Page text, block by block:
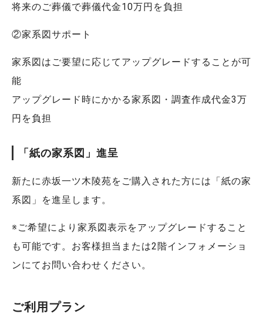
将来のご葬儀で葬儀代金10万円を負担
②家系図サポート
家系図はご要望に応じてアップグレードすることが可
能
アップグレード時にかかる家系図・調査作成代金3万
円を負担
「紙の家系図」進呈
新たに赤坂一ツ木陵苑をご購入された方には「紙の家
系図」を進呈します。
※ご希望により家系図表示をアップグレードすること
も可能です。お客様担当または2階インフォメーショ
ンにてお問い合わせください。
ご利用プラン